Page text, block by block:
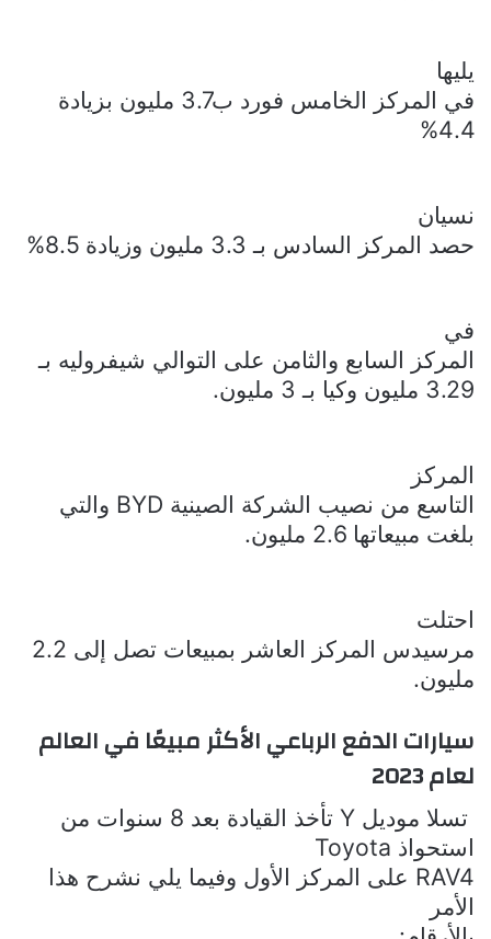
يليها
في المركز الخامس فورد ب3.7 مليون بزيادة
4.4%
نسيان
حصد المركز السادس بـ 3.3 مليون وزيادة 8.5%
في
المركز السابع والثامن على التوالي شيفروليه بـ
3.29 مليون وكيا بـ 3 مليون.
المركز
التاسع من نصيب الشركة الصينية BYD والتي
بلغت مبيعاتها 2.6 مليون.
احتلت
مرسيدس المركز العاشر بمبيعات تصل إلى 2.2
مليون.
سيارات الدفع الرباعي الأكثر مبيعًا في العالم
لعام 2023
تسلا موديل Y تأخذ القيادة بعد 8 سنوات
من
استحواذ Toyota
RAV4 على المركز الأول وفيما يلي نشرح هذا
الأمر